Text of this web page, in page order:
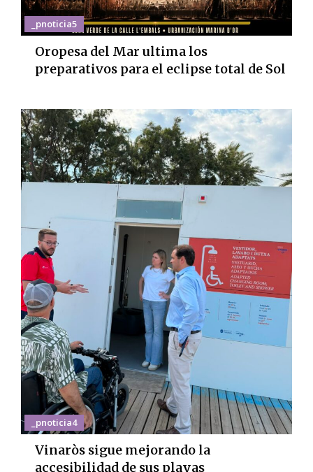
_pnoticia5
Oropesa del Mar ultima los
preparativos para el eclipse total de Sol
_pnoticia4
Vinaròs sigue mejorando la
accesibilidad de sus playas